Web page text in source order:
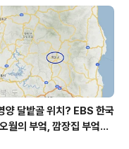
지 좋
후) =
양 달밭골 위치? EBS 한국
월의 부엌, 깜장집 부엌은